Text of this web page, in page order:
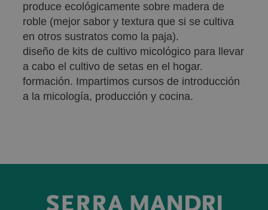
produce ecológicamente sobre madera de
roble (mejor sabor y textura que si se cultiva
en otros sustratos como la paja).
diseño de kits de cultivo micológico para llevar
a cabo el cultivo de setas en el hogar.
formación. Impartimos cursos de introducción
a la micología, producción y cocina.